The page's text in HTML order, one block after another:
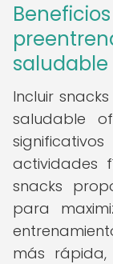
saludable
Incluir
saludable
actividades
snacks
para
más